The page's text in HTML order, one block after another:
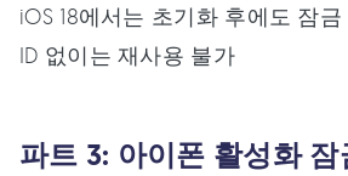
iOS 18에서는 초기화 후에도 잠
ID 없이는 재사용 불가
파트 3: 아이폰 활성화